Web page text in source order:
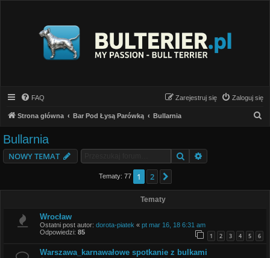
FAQ Zaloguj się
Zarejestruj się
Strona główna Bar Pod Łysą Parówką Bullarnia
Bullarnia
NOWY TEMAT Szukaj
Tematy: 77 1 2
Tematy
Wrocław
Ostatni post autor: dorota-piatek « pt mar 16, 18 6:31 am
Odpowiedzi: 85 1 2 3 4 5 6
Warszawa_karnawałowe spotkanie z bulkami